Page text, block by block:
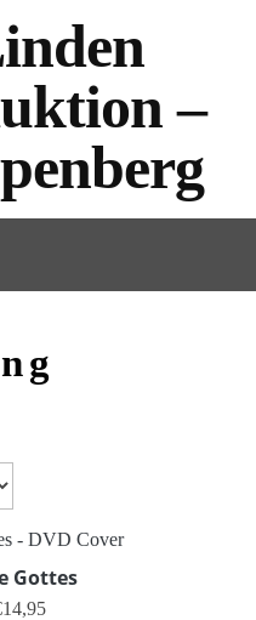
Gottes
14,95Preisspanne: €11,95 bis €14,95